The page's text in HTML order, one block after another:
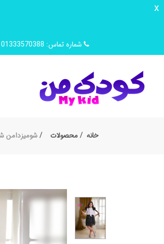
x
شماره تماس: 01333570388 - ساعت پاسخگویی: 9 صبح تا 14 ظهر
خانه محصولات شومیزدامن